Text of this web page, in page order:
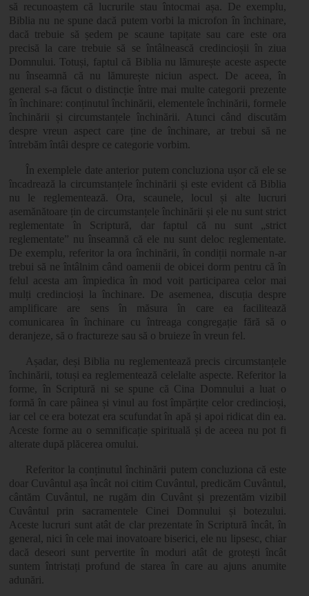
să recunoaștem că lucrurile stau întocmai așa. De exemplu,
Biblia nu ne spune dacă putem vorbi la microfon în închinare,
dacă trebuie să ședem pe scaune tapițate sau care este ora
precisă la care trebuie să se întâlnească credincioșii în ziua
Domnului. Totuși, faptul că Biblia nu lămurește aceste aspecte
nu înseamnă că nu lămurește niciun aspect. De aceea, în
general s-a făcut o distincție între mai multe categorii prezente
în închinare: conținutul închinării, elementele închinării, formele
închinării și circumstanțele închinării. Atunci când discutăm
despre vreun aspect care ține de închinare, ar trebui să ne
întrebăm întâi despre ce categorie vorbim.
În exemplele date anterior putem concluziona ușor că ele se
încadrează la circumstanțele închinării și este evident că Biblia
nu le reglementează. Ora, scaunele, locul și alte lucruri
asemănătoare țin de circumstanțele închinării și ele nu sunt strict
reglementate în Scriptură, dar faptul că nu sunt „strict
reglementate” nu înseamnă că ele nu sunt deloc reglementate.
De exemplu, referitor la ora închinării, în condiții normale n-ar
trebui să ne întâlnim când oamenii de obicei dorm pentru că în
felul acesta am împiedica în mod voit participarea celor mai
mulți credincioși la închinare. De asemenea, discuția despre
amplificare are sens în măsura în care ea facilitează
comunicarea în închinare cu întreaga congregație fără să o
deranjeze, să o fractureze sau să o bruieze în vreun fel.
Așadar, deși Biblia nu reglementează precis circumstanțele
închinării, totuși ea reglementează celelalte aspecte. Referitor la
forme, în Scriptură ni se spune că Cina Domnului a luat o
formă în care pâinea și vinul au fost împărțite celor credincioși,
iar cel ce era botezat era scufundat în apă și apoi ridicat din ea.
Aceste forme au o semnificație spirituală și de aceea nu pot fi
alterate după plăcerea omului.
Referitor la conținutul închinării putem concluziona că este
doar Cuvântul așa încât noi citim Cuvântul, predicăm Cuvântul,
cântăm Cuvântul, ne rugăm din Cuvânt și prezentăm vizibil
Cuvântul prin sacramentele Cinei Domnului și botezului.
Aceste lucruri sunt atât de clar prezentate în Scriptură încât, în
general, nici în cele mai inovatoare biserici, ele nu lipsesc, chiar
dacă deseori sunt pervertite în moduri atât de grotești încât
suntem întristați profund de starea în care au ajuns anumite
adunări.